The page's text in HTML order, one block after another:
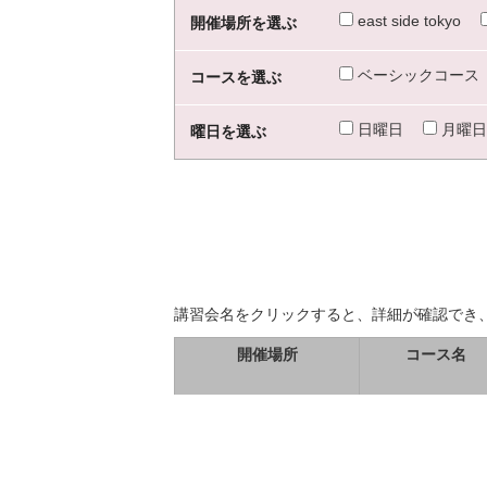
開催場所を選ぶ east side tokyo
コースを選ぶ ベーシックコース
曜日を選ぶ 日曜日 月曜日
講習会名をクリックすると、詳細が確認でき
開催場所 コース名